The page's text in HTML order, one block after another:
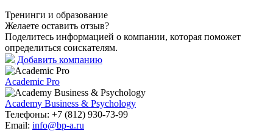
Тренинги и образование
Желаете оставить отзыв?
Поделитесь информацией о компании, которая поможет
определиться соискателям.
Добавить компанию
Academic Pro
Academy Business & Psyсhology
Телефоны: +7 (812) 930-73-99
Email: info@bp-a.ru